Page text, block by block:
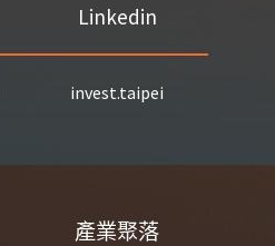
Linkedin
invest.taipei
產業聚落